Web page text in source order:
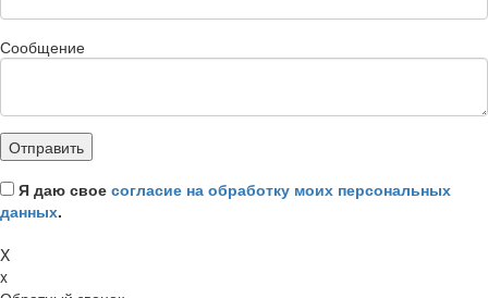
Сообщение
Я даю свое согласие на обработку моих персональных
данных.
X
x